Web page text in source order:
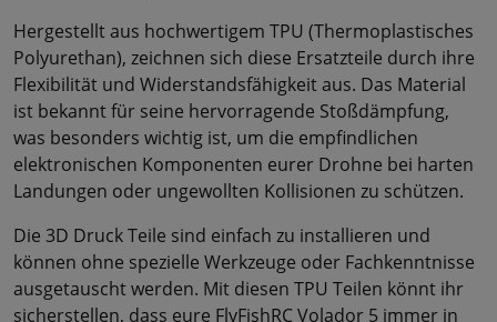
Hergestellt aus hochwertigem TPU (Thermoplastisches
Polyurethan), zeichnen sich diese Ersatzteile durch ihre
Flexibilität und Widerstandsfähigkeit aus. Das Material
ist bekannt für seine hervorragende Stoßdämpfung,
was besonders wichtig ist, um die empfindlichen
elektronischen Komponenten eurer Drohne bei harten
Landungen oder ungewollten Kollisionen zu schützen.
Die 3D Druck Teile sind einfach zu installieren und
können ohne spezielle Werkzeuge oder Fachkenntnisse
ausgetauscht werden. Mit diesen TPU Teilen könnt ihr
sicherstellen, dass eure FlyFishRC Volador 5 immer in